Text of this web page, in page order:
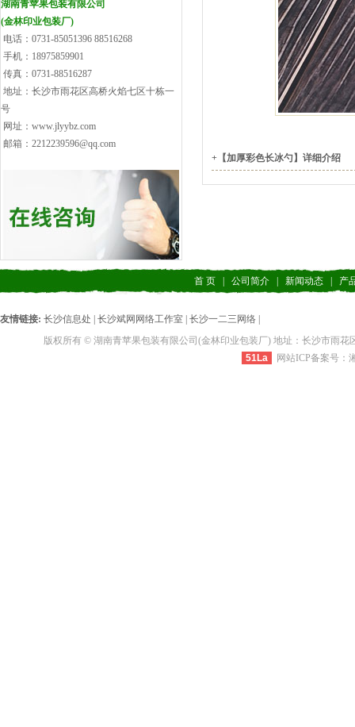
湖南青苹果包装有限公司
(金林印业包装厂)
电话：0731-85051396 88516268
手机：18975859901
传真：0731-88516287
地址：长沙市雨花区高桥火焰七区十栋一
号
网址：www.jlyybz.com
邮箱：2212239596@qq.com
+【加厚彩色长冰勺】详细介绍
首 页| 公司简介| 新闻动态| 产
友情链接: 长沙信息处 长沙斌网网络工作室 长沙一二三网络
版权所有 © 湖南青苹果包装有限公司(金林印业包装厂) 地址：长沙市雨花
51La
网站ICP备案号：